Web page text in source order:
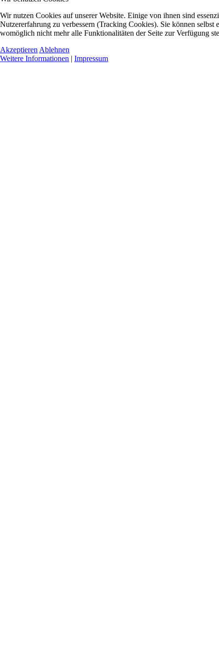
Wir nutzen Cookies auf unserer Website. Einige von ihnen sind
Nutzererfahrung zu verbessern (Tracking Cookies). Sie können
womöglich nicht mehr alle Funktionalitäten der Seite zur Verfügung
Akzeptieren Ablehnen
Weitere Informationen | Impressum